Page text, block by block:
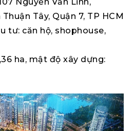
Tây, Quận 7, TP HCM
tư: căn hộ, shophouse,
ha, mật độ xây dựng: